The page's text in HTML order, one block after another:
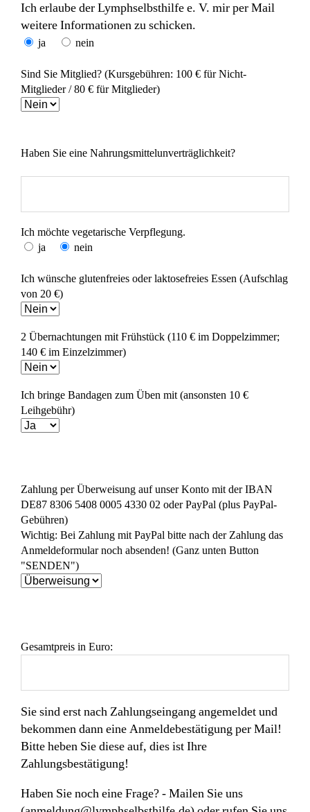
Ich erlaube der Lymphselbsthilfe e. V. mir per Mail
weitere Informationen zu schicken.
ja nein
Sind Sie Mitglied? (Kursgebühren: 100 € für Nicht-
Mitglieder / 80 € für Mitglieder)
Haben Sie eine Nahrungsmittelunverträglichkeit?
Ich möchte vegetarische Verpflegung.
ja
nein
Ich wünsche glutenfreies oder laktosefreies Essen (Aufschlag
von 20 €)
2 Übernachtungen mit Frühstück (110 € im Doppelzimmer;
140 € im Einzelzimmer)
Ich bringe Bandagen zum Üben mit (ansonsten 10 €
Leihgebühr)
Zahlung per Überweisung auf unser Konto mit der IBAN
DE87 8306 5408 0005 4330 02 oder PayPal (plus PayPal-
Gebühren)
Wichtig: Bei Zahlung mit PayPal bitte nach der Zahlung das
Anmeldeformular noch absenden! (Ganz unten Button
"SENDEN")
Gesamtpreis in Euro:
Sie sind erst nach Zahlungseingang angemeldet und
bekommen dann eine Anmeldebestätigung per Mail!
Bitte heben Sie diese auf, dies ist Ihre
Zahlungsbestätigung!
Haben Sie noch eine Frage? - Mailen Sie uns